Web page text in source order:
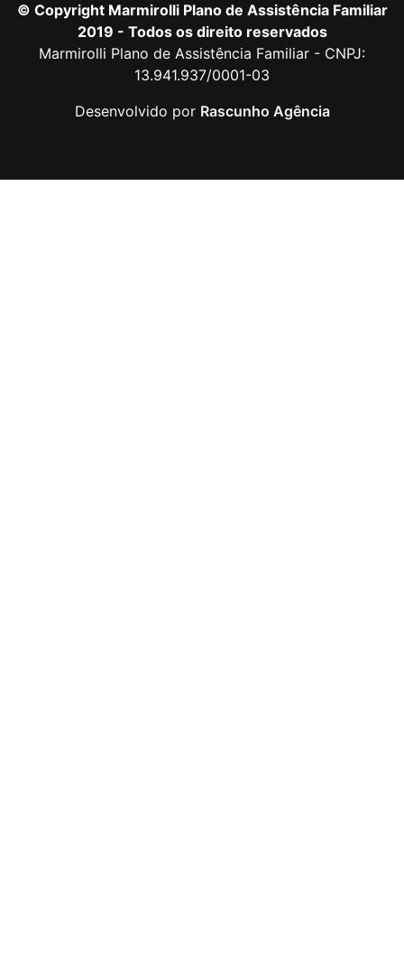
© Copyright Marmirolli Plano de Assistência Familiar
2019 - Todos os direito reservados
Marmirolli Plano de Assistência Familiar - CNPJ:
13.941.937/0001-03
Desenvolvido por Rascunho Agência